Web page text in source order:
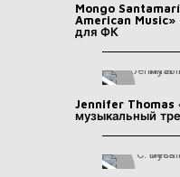
Mongo
American
для ФК
Jennifer
музыкальный